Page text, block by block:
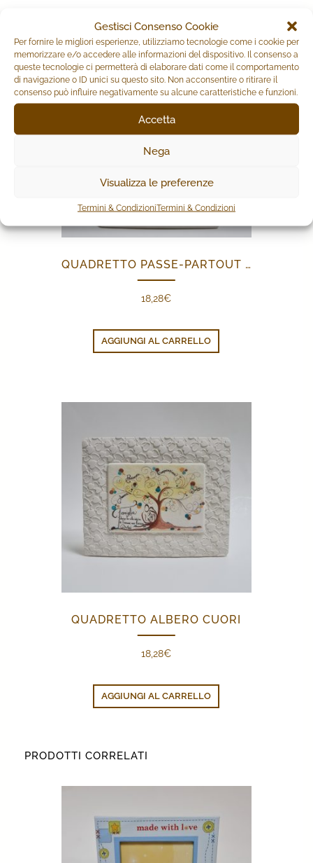
Gestisci Consenso Cookie
Per fornire le migliori esperienze, utilizziamo tecnologie come i cookie per
memorizzare e/o accedere alle informazioni del dispositivo. Il consenso a
queste tecnologie ci permetterà di elaborare dati come il comportamento
di navigazione o ID unici su questo sito. Non acconsentire o ritirare il
consenso può influire negativamente su alcune caratteristiche e funzioni.
Accetta
Nega
Visualizza le preferenze
Termini & CondizioniTermini & Condizioni
QUADRETTO PASSE-PARTOUT FARO
18,28€
AGGIUNGI AL CARRELLO
QUADRETTO ALBERO CUORI
18,28€
AGGIUNGI AL CARRELLO
PRODOTTI CORRELATI